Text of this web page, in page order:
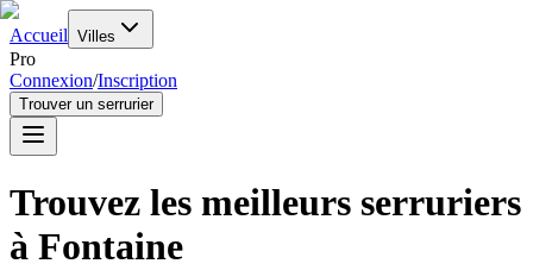
Accueil Villes
Pro
Connexion/Inscription
Trouver un serrurier
Trouvez les meilleurs serruriers
à Fontaine